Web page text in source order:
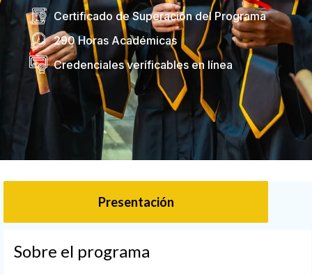
Certificado de Superación del Programa
290 Horas Académicas
Credenciales veríficables en línea
Presentación
Sobre el programa